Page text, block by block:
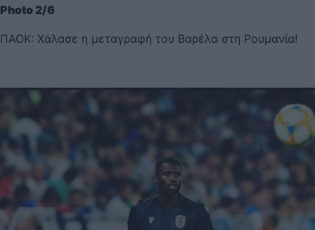
Photo 2/6
ΠΑΟΚ: Χάλασε η μεταγραφή του Βαρέλα στη Ρουμανία!